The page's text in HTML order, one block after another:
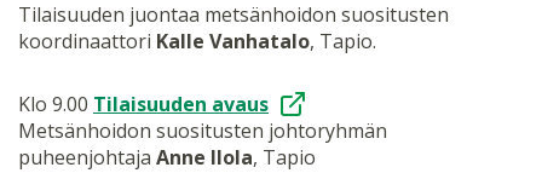
Tilaisuuden juontaa metsänhoidon suositusten
koordinaattori Kalle Vanhatalo, Tapio.
Klo 9.00 Tilaisuuden avaus
Metsänhoidon suositusten johtoryhmän
puheenjohtaja Anne Ilola, Tapio